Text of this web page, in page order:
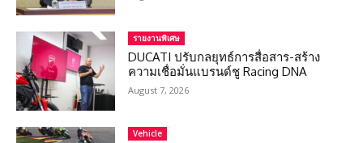
รายงานพิเศษ
DUCATI ปรับกลยุทธ์การสื่อสาร-สร้าง
ความเชื่อมั่นแบรนด์ชู Racing DNA
August 7, 2026
Vehicle